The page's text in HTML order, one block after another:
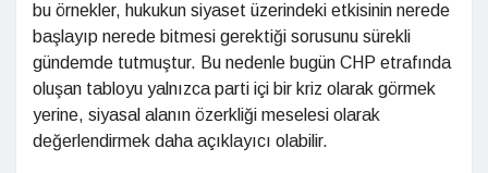
bu örnekler, hukukun siyaset üzerindeki etkisinin nerede
başlayıp nerede bitmesi gerektiği sorusunu sürekli
gündemde tutmuştur. Bu nedenle bugün CHP etrafında
oluşan tabloyu yalnızca parti içi bir kriz olarak görmek
yerine, siyasal alanın özerkliği meselesi olarak
değerlendirmek daha açıklayıcı olabilir.